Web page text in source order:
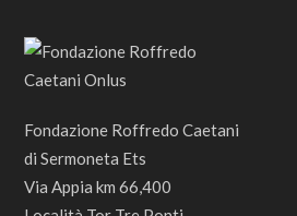
Fondazione Roffredo Caetani
di Sermoneta Ets
Via Appia km 66,400